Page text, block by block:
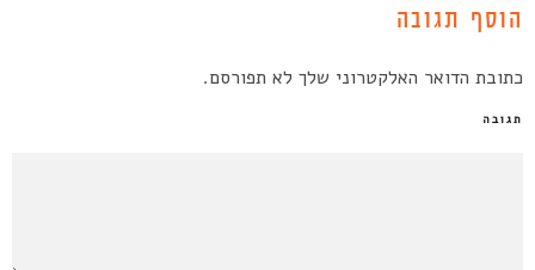
הוסף תגובה
כתובת הדואר האלקטרוני שלך לא תפורסם.
תגובה